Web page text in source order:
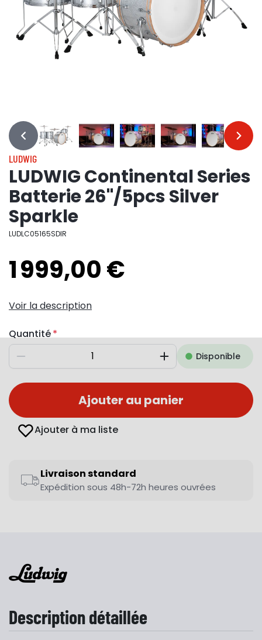
… …
LUDWIG
LUDWIG Continental Series
Batterie 26"/5pcs Silver
Sparkle
LUDLC05165SDIR
1 999,00 €
Voir la description
Quantité
Diminuer AugmenterDisponible
Ajouter au panier
Ajouter à ma liste
Livraison standard
Expédition sous 48h-72h heures ouvrées
Description détaillée